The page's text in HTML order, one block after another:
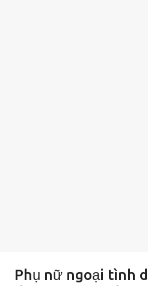
Phụ nữ ngoại tình